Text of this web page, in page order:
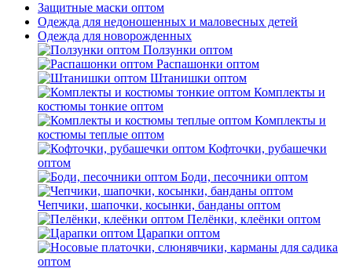
Защитные маски оптом
Одежда для недоношенных и маловесных детей
Одежда для новорожденных
Ползунки оптом
Распашонки оптом
Штанишки оптом
Комплекты и
костюмы тонкие оптом
Комплекты и
костюмы теплые оптом
Кофточки, рубашечки
оптом
Боди, песочники оптом
Чепчики, шапочки, косынки, банданы оптом
Пелёнки, клеёнки оптом
Царапки оптом